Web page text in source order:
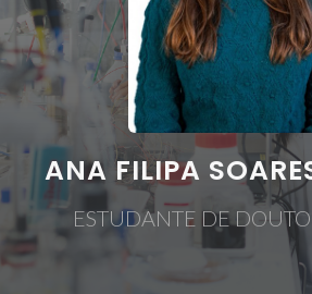
ANA FILIPA
ESTUDANTE DE